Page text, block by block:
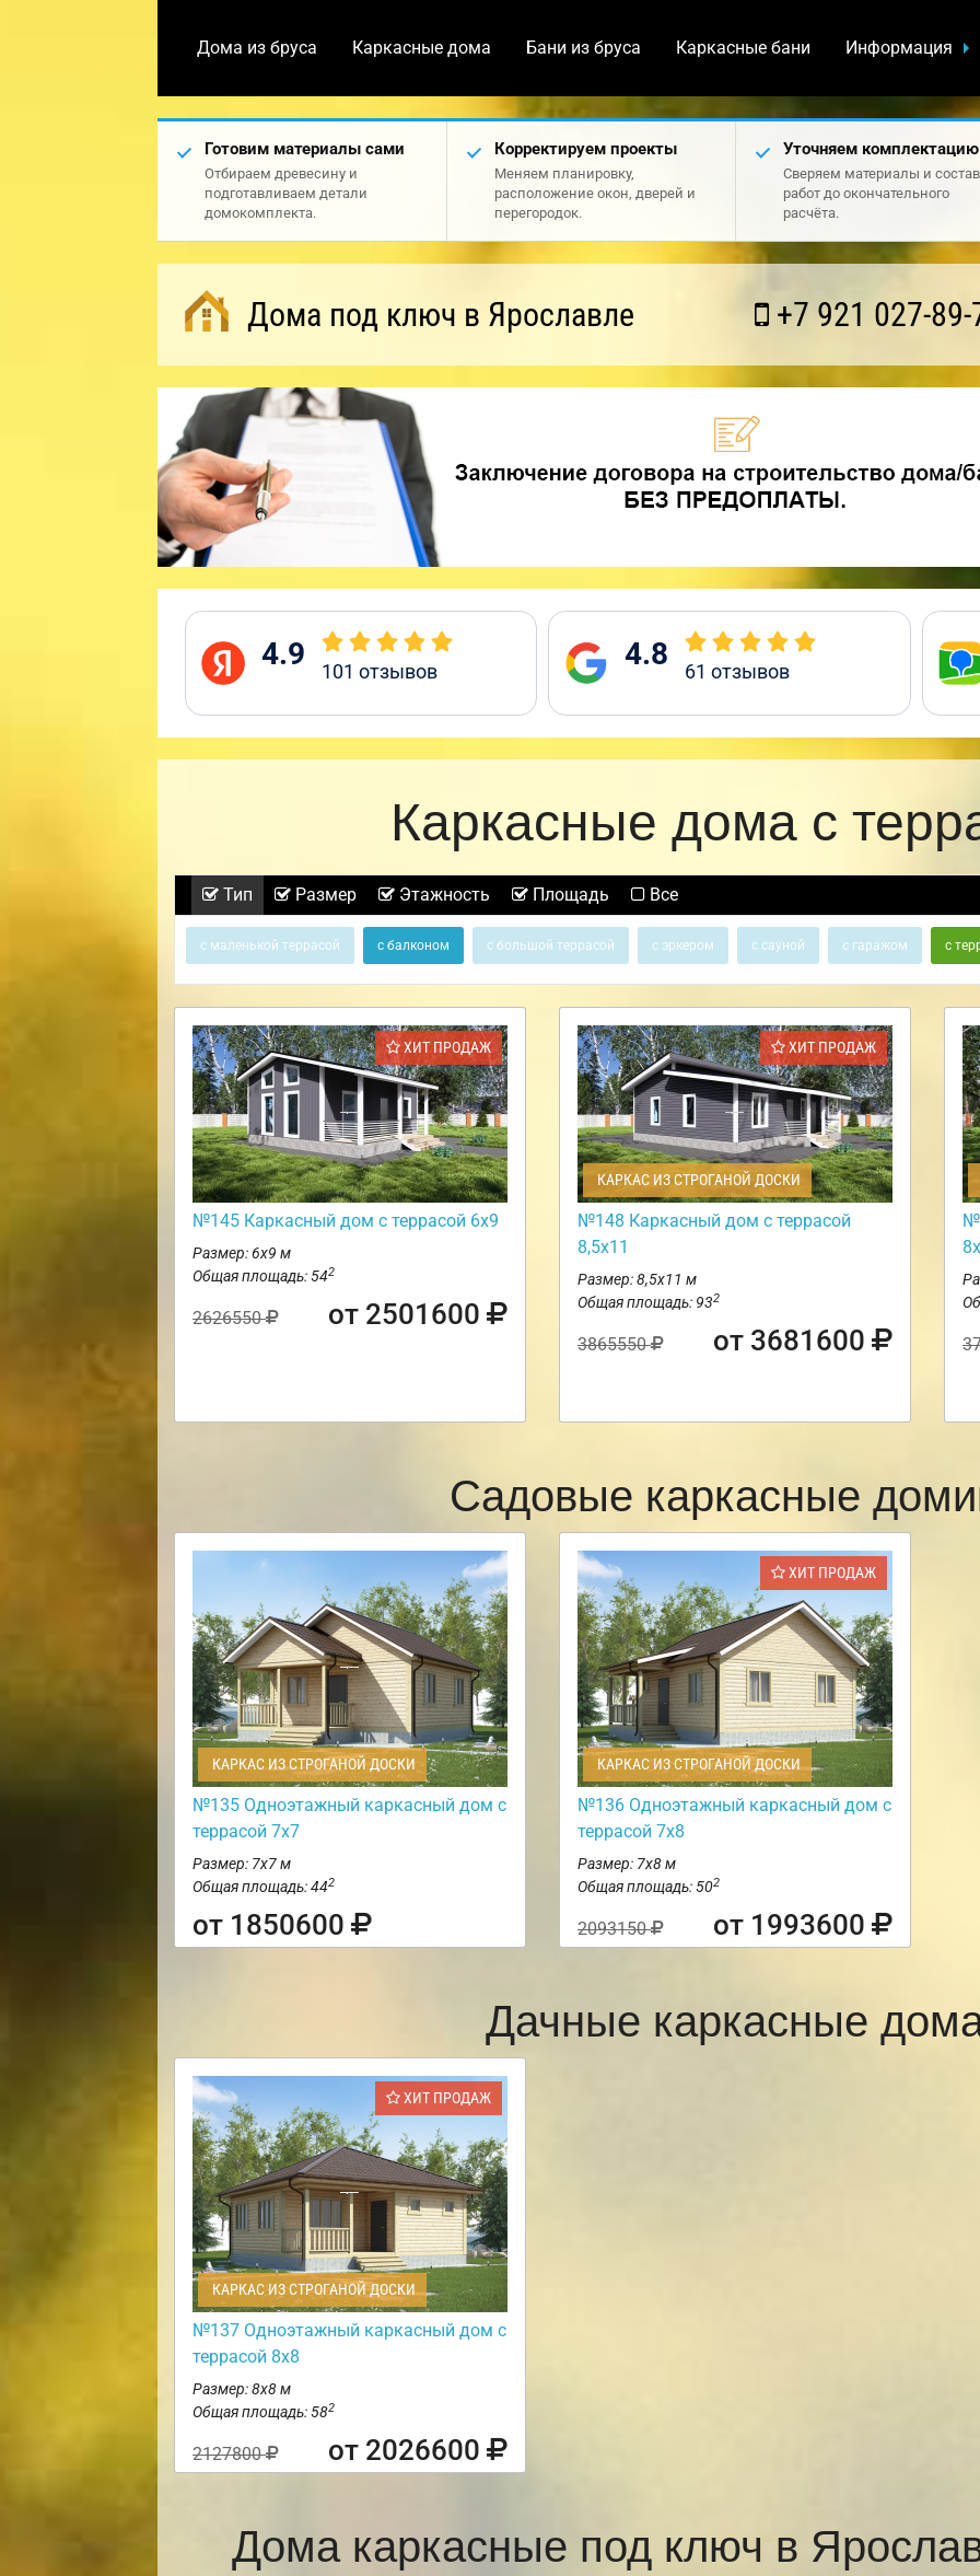
Дома из бруса Каркасные дома Бани из бруса Каркасные бани Информация
Готовим материалы сами
Отбираем древесину и
подготавливаем детали
домокомплекта.
Корректируем проекты
Меняем планировку,
расположение окон, дверей и
перегородок.
Уточняем комплектацию
Сверяем материалы и состав
работ до окончательного
расчёта.
Дома под ключ в Ярославле +7 921 027-89-
4.9 101 отзывов 4.8 61 отзывов
Каркасные дома с
Тип Размер Этажность Площадь Все
с маленькой террасой с балконом с большой террасой с эркером с сауной с гаражом с
ХИТ ПРОДАЖ
№145 Каркасный дом с террасой 6х9
Размер: 6х9 м
Общая площадь: 542
2626550 от 2501600
ХИТ ПРОДАЖ
КАРКАС ИЗ СТРОГАНОЙ ДОСКИ
№148 Каркасный дом с террасой
8,5х11
Размер: 8,5х11 м
Общая площадь: 932
3865550 от 3681600
Садовые каркасные
КАРКАС ИЗ СТРОГАНОЙ ДОСКИ
№135 Одноэтажный каркасный дом с
террасой 7х7
Размер: 7х7 м
Общая площадь: 442
от 1850600
ХИТ ПРОДАЖ
КАРКАС ИЗ СТРОГАНОЙ ДОСКИ
№136 Одноэтажный каркасный дом с
террасой 7х8
Размер: 7х8 м
Общая площадь: 502
2093150 от 1993600
Дачные каркасные
ХИТ ПРОДАЖ
КАРКАС ИЗ СТРОГАНОЙ ДОСКИ
№137 Одноэтажный каркасный дом с
террасой 8х8
Размер: 8х8 м
Общая площадь: 582
2127800 от 2026600
Дома каркасные под ключ в